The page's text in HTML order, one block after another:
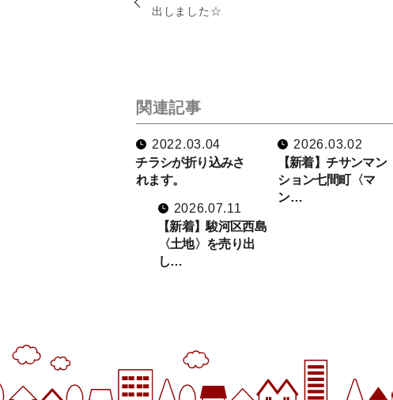
出しました☆
関連記事
2022.03.04
チラシが折り込みさ
れます。
2026.03.02
【新着】チサンマン
ション七間町〈マ
ン…
2026.07.11
【新着】駿河区西島
〈土地〉を売り出
し…